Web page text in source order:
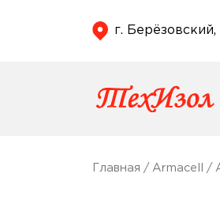
г. Берёзовский,
Главная / Armacell /